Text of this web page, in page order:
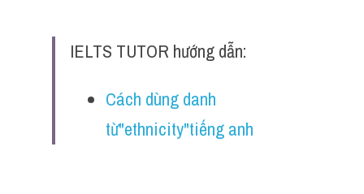
Writing
IELTS TUTOR hướng dẫn:
Cách dùng danh
từ"ethnicity"tiếng anh